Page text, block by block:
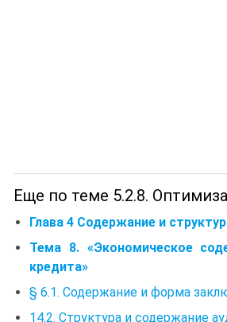
Еще по теме 5.2.8.
Глава 4 Содержание и
Тема 8. «Экономическое
кредита»
§ 6.1. Содержание и форма
14.2. Структура и содержание